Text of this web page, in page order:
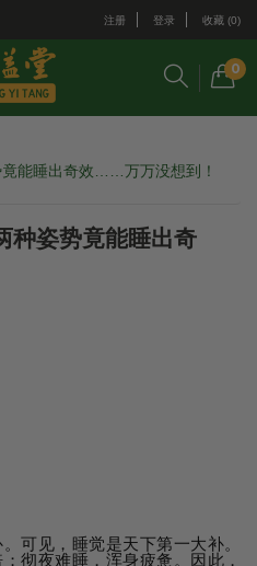
注册 登录 收藏 (0)
0
能睡出奇效……万万没想到！
种姿势竟能睡出奇
可见，睡觉是天下第一大补。
彻夜难睡，浑身疲惫。因此，